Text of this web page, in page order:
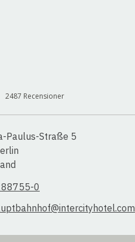
2487 Recensioner
Paulus-Straße 5
0